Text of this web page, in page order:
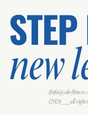
new
(Info@cdo-
(2026___all right